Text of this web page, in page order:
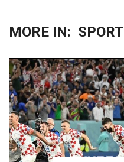
MORE IN: SPORT